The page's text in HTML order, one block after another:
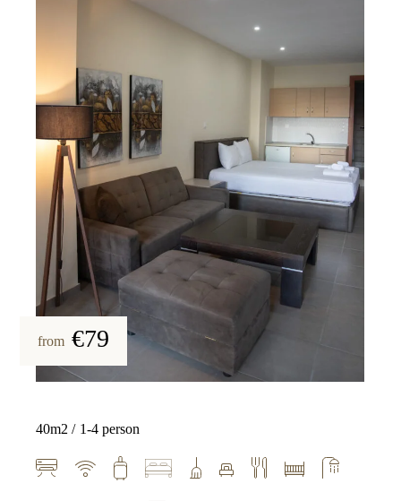
from €79
40m2 1-4 person